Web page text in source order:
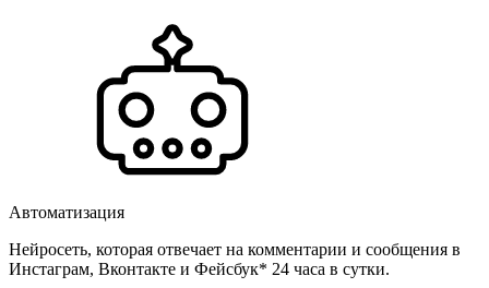
Автоматизация
Нейросеть, которая отвечает на комментарии и сообщения в
Инстаграм, Вконтакте и Фейсбук* 24 часа в сутки.